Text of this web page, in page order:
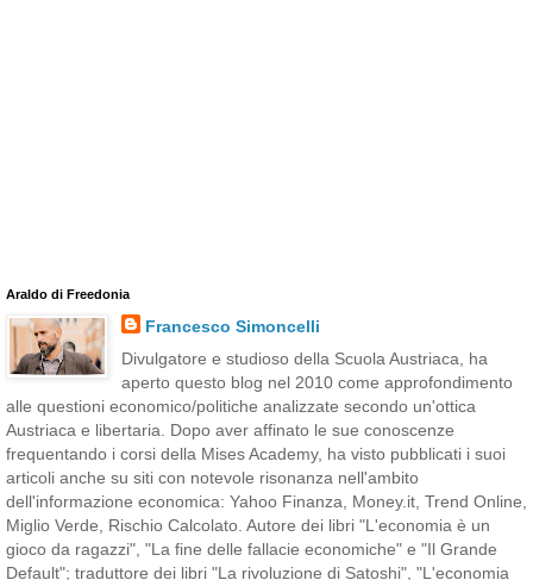
Araldo di Freedonia
Francesco Simoncelli
Divulgatore e studioso della Scuola Austriaca, ha
aperto questo blog nel 2010 come approfondimento
alle questioni economico/politiche analizzate secondo un'ottica
Austriaca e libertaria. Dopo aver affinato le sue conoscenze
frequentando i corsi della Mises Academy, ha visto pubblicati i suoi
articoli anche su siti con notevole risonanza nell'ambito
dell'informazione economica: Yahoo Finanza, Money.it, Trend Online,
Miglio Verde, Rischio Calcolato. Autore dei libri "L'economia è un
gioco da ragazzi", "La fine delle fallacie economiche" e "Il Grande
Default"; traduttore dei libri "La rivoluzione di Satoshi", "L'economia